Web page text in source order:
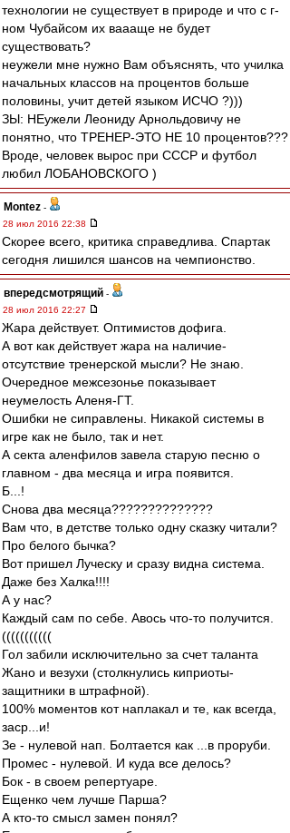
технологии не существует в природе и что с г-
ном Чубайсом их ваааще не будет
существовать?
неужели мне нужно Вам объяснять, что училка
начальных классов на процентов больше
половины, учит детей языком ИСЧО ?)))
ЗЫ: НЕужели Леониду Арнольдовичу не
понятно, что ТРЕНЕР-ЭТО НЕ 10 процентов???
Вроде, человек вырос при СССР и футбол
любил ЛОБАНОВСКОГО )
Montez -
28 июл 2016 22:38
Скорее всего, критика справедлива. Спартак
сегодня лишился шансов на чемпионство.
впередсмотрящий -
28 июл 2016 22:27
Жара действует. Оптимистов дофига.
А вот как действует жара на наличие-
отсутствие тренерской мысли? Не знаю.
Очередное межсезонье показывает
неумелость Аленя-ГТ.
Ошибки не сиправлены. Никакой системы в
игре как не было, так и нет.
А секта аленфилов завела старую песню о
главном - два месяца и игра появится.
Б...!
Снова два месяца??????????????
Вам что, в детстве только одну сказку читали?
Про белого бычка?
Вот пришел Луческу и сразу видна система.
Даже без Халка!!!!
А у нас?
Каждый сам по себе. Авось что-то получится.
(((((((((((
Гол забили исключительно за счет таланта
Жано и везухи (столкнулись киприоты-
защитники в штрафной).
100% моментов кот наплакал и те, как всегда,
заср...и!
Зе - нулевой нап. Болтается как ...в проруби.
Промес - нулевой. И куда все делось?
Бок - в своем репертуаре.
Ещенко чем лучше Парша?
А кто-то смысл замен понял?